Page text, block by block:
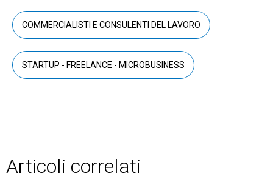
COMMERCIALISTI E CONSULENTI DEL LAVORO
STARTUP - FREELANCE - MICROBUSINESS
Articoli correlati